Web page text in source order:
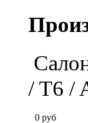
/ T6 /
0 руб